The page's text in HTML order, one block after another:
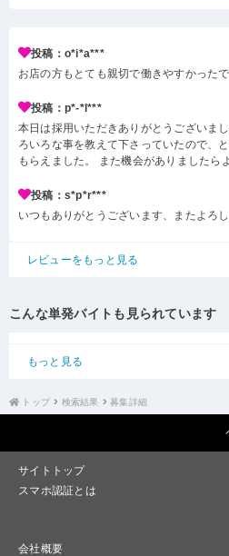
投稿：o*i*a***
お店の方もとても親切で働きやすかった
投稿：p*-*l***
本日は採用いただきありがとうございま
ろいろな事を教えて下さっていたので、
もらえました。 また機会がありましたら
投稿：s*p*r***
いつもありがとうございます、またよろ
レビューをもっと見る
こんな単発バイトも見られています
もっと見る
トップ 検索結果 募集詳細
サイトトップ
スマホ認証とは
会社概要